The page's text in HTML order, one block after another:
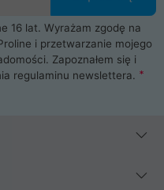
16 lat. Wyrażam zgodę na
i przetwarzanie mojego
Zapoznałem się i
regulaminu newslettera.